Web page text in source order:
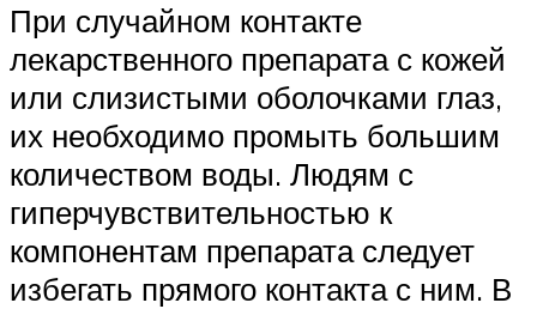
При случайном контакте
лекарственного препарата с кожей
или слизистыми оболочками глаз,
их необходимо промыть большим
количеством воды. Людям с
гиперчувствительностью к
компонентам препарата следует
избегать прямого контакта с ним. В